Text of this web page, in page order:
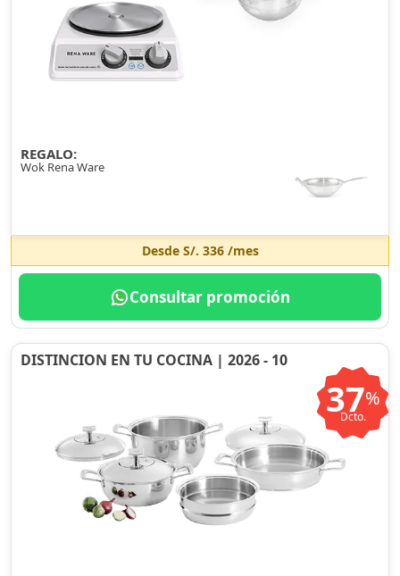
REGALO:
Wok Rena Ware
Desde S/. 336/mes
Consultar promoción
DISTINCION EN TU COCINA | 2026 - 10
37%
Dcto.